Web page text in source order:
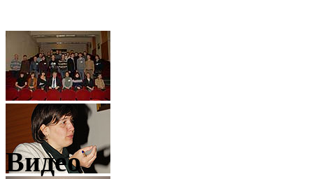
Видео